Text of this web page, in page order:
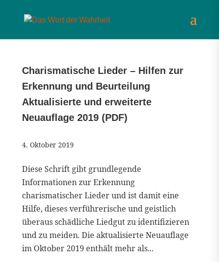
Charismatische Lieder – Hilfen zur
Erkennung und Beurteilung
Aktualisierte und erweiterte
Neuauflage 2019 (PDF)
4. Oktober 2019
Diese Schrift gibt grundlegende
Informationen zur Erkennung
charismatischer Lieder und ist damit eine
Hilfe, dieses verführerische und geistlich
überaus schädliche Liedgut zu identifizieren
und zu meiden. Die aktualisierte Neuauflage
im Oktober 2019 enthält mehr als...